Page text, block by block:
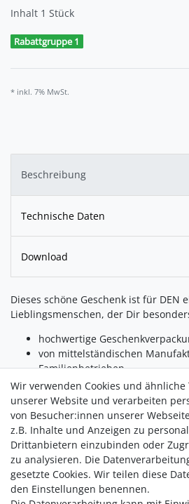
Inhalt 1 Stück
Rabattgruppe 1
* inkl. 7% MwSt.
Beschreibung
Technische Daten
Download
Dieses schöne Geschenk ist für DEN
Lieblingsmenschen, der Dir
hochwertige
von mittelständischen
Familienbetrieben
mit Hand und Herz abgefüllt
Inhalt:
Café de Paris - Dip 30g
Erdbeer-Dinkel Herzen 70g
Nasch Herzen 70g
Blaubeer-Cassis S
Granatapfel Balsam 40ml
Wir verwenden Cookies und
unserer Website und verarbeiten
von Besucher:innen unserer
z.B. Inhalte und Anzeigen zu
Drittanbietern einzubinden oder
zu analysieren. Die
gesetzte Cookies. Wir teilen diese
den Einstellungen benennen.